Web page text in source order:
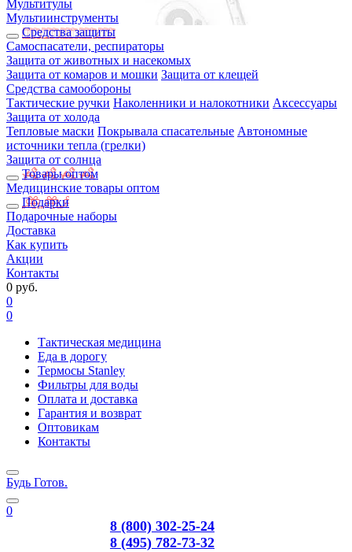
Мультитулы
Мультиинструменты
Средства защиты
Самоспасатели, респираторы
Защита от животных и насекомых
Защита от комаров и мошки Защита от клещей
Средства самообороны
Тактические ручки Наколенники и налокотники Аксессуары
Защита от холода
Тепловые маски Покрывала спасательные Автономные
источники тепла (грелки)
Защита от солнца
Товары оптом
Медицинские товары оптом
Подарки
Подарочные наборы
Доставка
Как купить
Акции
Контакты
0 руб.
0
0
Тактическая медицина
Еда в дорогу
Термосы Stanley
Фильтры для воды
Оплата и доставка
Гарантия и возврат
Оптовикам
Контакты
Будь Готов.
0
8 (800) 302-25-24
8 (495) 782-73-32